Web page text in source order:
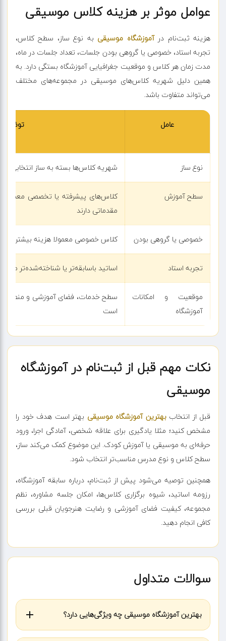
عوامل موثر بر هزینه کلاس موسیقی
هزینه ثبت‌نام درآموزشگاه موسیقی به نوع ساز، سطح کلاس،
تجربه استاد، خصوصی یا گروهی بودن جلسات، تعداد جلسات در ماه،
مدت زمان هر کلاس و موقعیت جغرافیایی آموزشگاه بستگی دارد. به
همین دلیل شهریه کلاس‌های موسیقی در مجموعه‌های مختلف
می‌تواند متفاوت باشد.
عامل
نوع ساز شهریه کلاس‌ها بسته به ساز
سطح آموزش
کلاس‌های پیشرفته یا تخصصی معمولا
مقدماتی دارند
خصوصی یا گروهی بودن کلاس خصوصی معمولا هزینه بیشتری
تجربه استاد اساتید باسابقه‌تر یا شناخته‌شده‌تر
موقعیت و امکانات
آموزشگاه
سطح خدمات، فضای آموزشی و منطقه
است
نکات مهم قبل از ثبت‌نام در آموزشگاه
موسیقی
قبل از انتخاببهترین آموزشگاه موسیقی بهتر است هدف خود را
مشخص کنید؛ مثلا یادگیری برای علاقه شخصی، آمادگی اجرا، ورود
حرفه‌ای به موسیقی یا آموزش کودک. این موضوع کمک می‌کند ساز،
سطح کلاس و نوع مدرس مناسب‌تر انتخاب شود.
همچنین توصیه می‌شود پیش از ثبت‌نام، درباره سابقه آموزشگاه،
رزومه اساتید، شیوه برگزاری کلاس‌ها، امکان جلسه مشاوره، نظم
مجموعه، کیفیت فضای آموزشی و رضایت هنرجویان قبلی بررسی
کافی انجام دهید.
سوالات متداول
بهترین آموزشگاه موسیقی چه ویژگی‌هایی دارد؟